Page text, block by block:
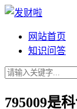
网站首页
知识问答
795009是